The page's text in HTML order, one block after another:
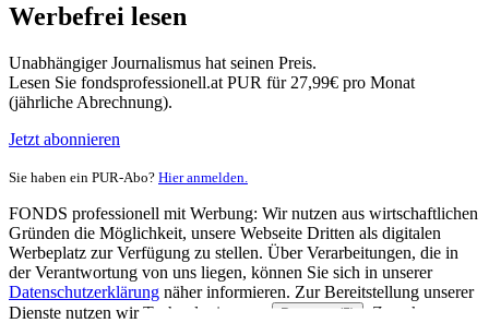
Werbefrei lesen
Unabhängiger Journalismus hat seinen Preis.
Lesen Sie fondsprofessionell.at PUR für 27,99€ pro Monat
(jährliche Abrechnung).
Jetzt abonnieren
Sie haben ein PUR-Abo? Hier anmelden.
FONDS professionell mit Werbung: Wir nutzen aus wirtschaftlichen
Gründen die Möglichkeit, unsere Webseite Dritten als digitalen
Werbeplatz zur Verfügung zu stellen. Über Verarbeitungen, die in
der Verantwortung von uns liegen, können Sie sich in unserer
Datenschutzerklärung näher informieren. Zur Bereitstellung unserer
Dienste nutzen wir Technologien von
Partnern (5)
. Zwecke: